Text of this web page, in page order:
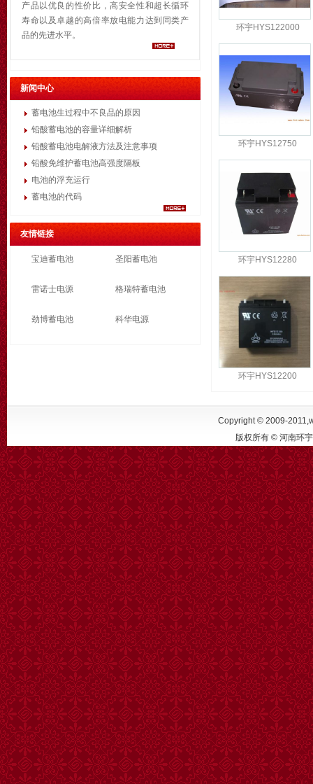
产品以优良的性价比，高安全性和超长循环
寿命以及卓越的高倍率放电能力达到同类产
品的先进水平。
新闻中心
蓄电池生过程中不良品的原因
铅酸蓄电池的容量详细解析
铅酸蓄电池电解液方法及注意事项
铅酸免维护蓄电池高强度隔板
电池的浮充运行
蓄电池的代码
友情链接
宝迪蓄电池 圣阳蓄电池
雷诺士电源 格瑞特蓄电池
劲博蓄电池 科华电源
环宇HYS122000
环宇HYS12750
环宇HYS12280
环宇HYS12200
Copyright © 2009-
版权所有 © 河南环